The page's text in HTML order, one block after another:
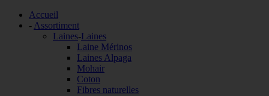
Accueil
- Assortiment
Laines-Laines
Laine Mérinos
Laines Alpaga
Mohair
Coton
Fibres naturelles